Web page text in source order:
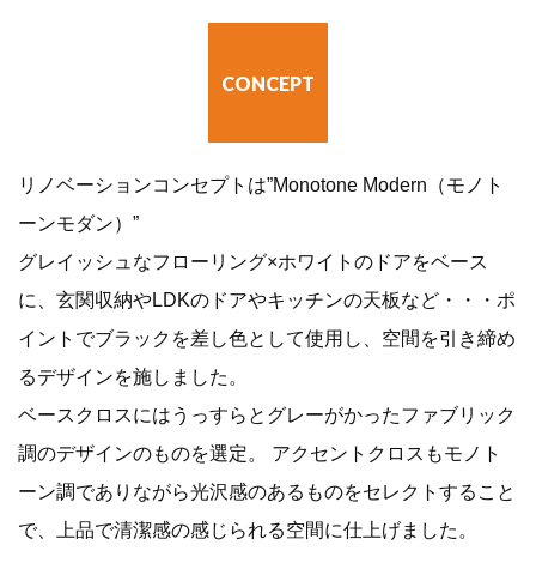
CONCEPT
リノベーションコンセプトは”Monotone Modern（モノト
ーンモダン）”
グレイッシュなフローリング×ホワイトのドアをベース
に、玄関収納やLDKのドアやキッチンの天板など・・・ポ
イントでブラックを差し色として使用し、空間を引き締め
るデザインを施しました。
ベースクロスにはうっすらとグレーがかったファブリック
調のデザインのものを選定。 アクセントクロスもモノト
ーン調でありながら光沢感のあるものをセレクトすること
で、上品で清潔感の感じられる空間に仕上げました。